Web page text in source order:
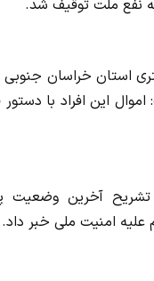
استان خراسان جنوبی
این افراد با
آخرین وضعیت
امنیت ملی خبر داد.